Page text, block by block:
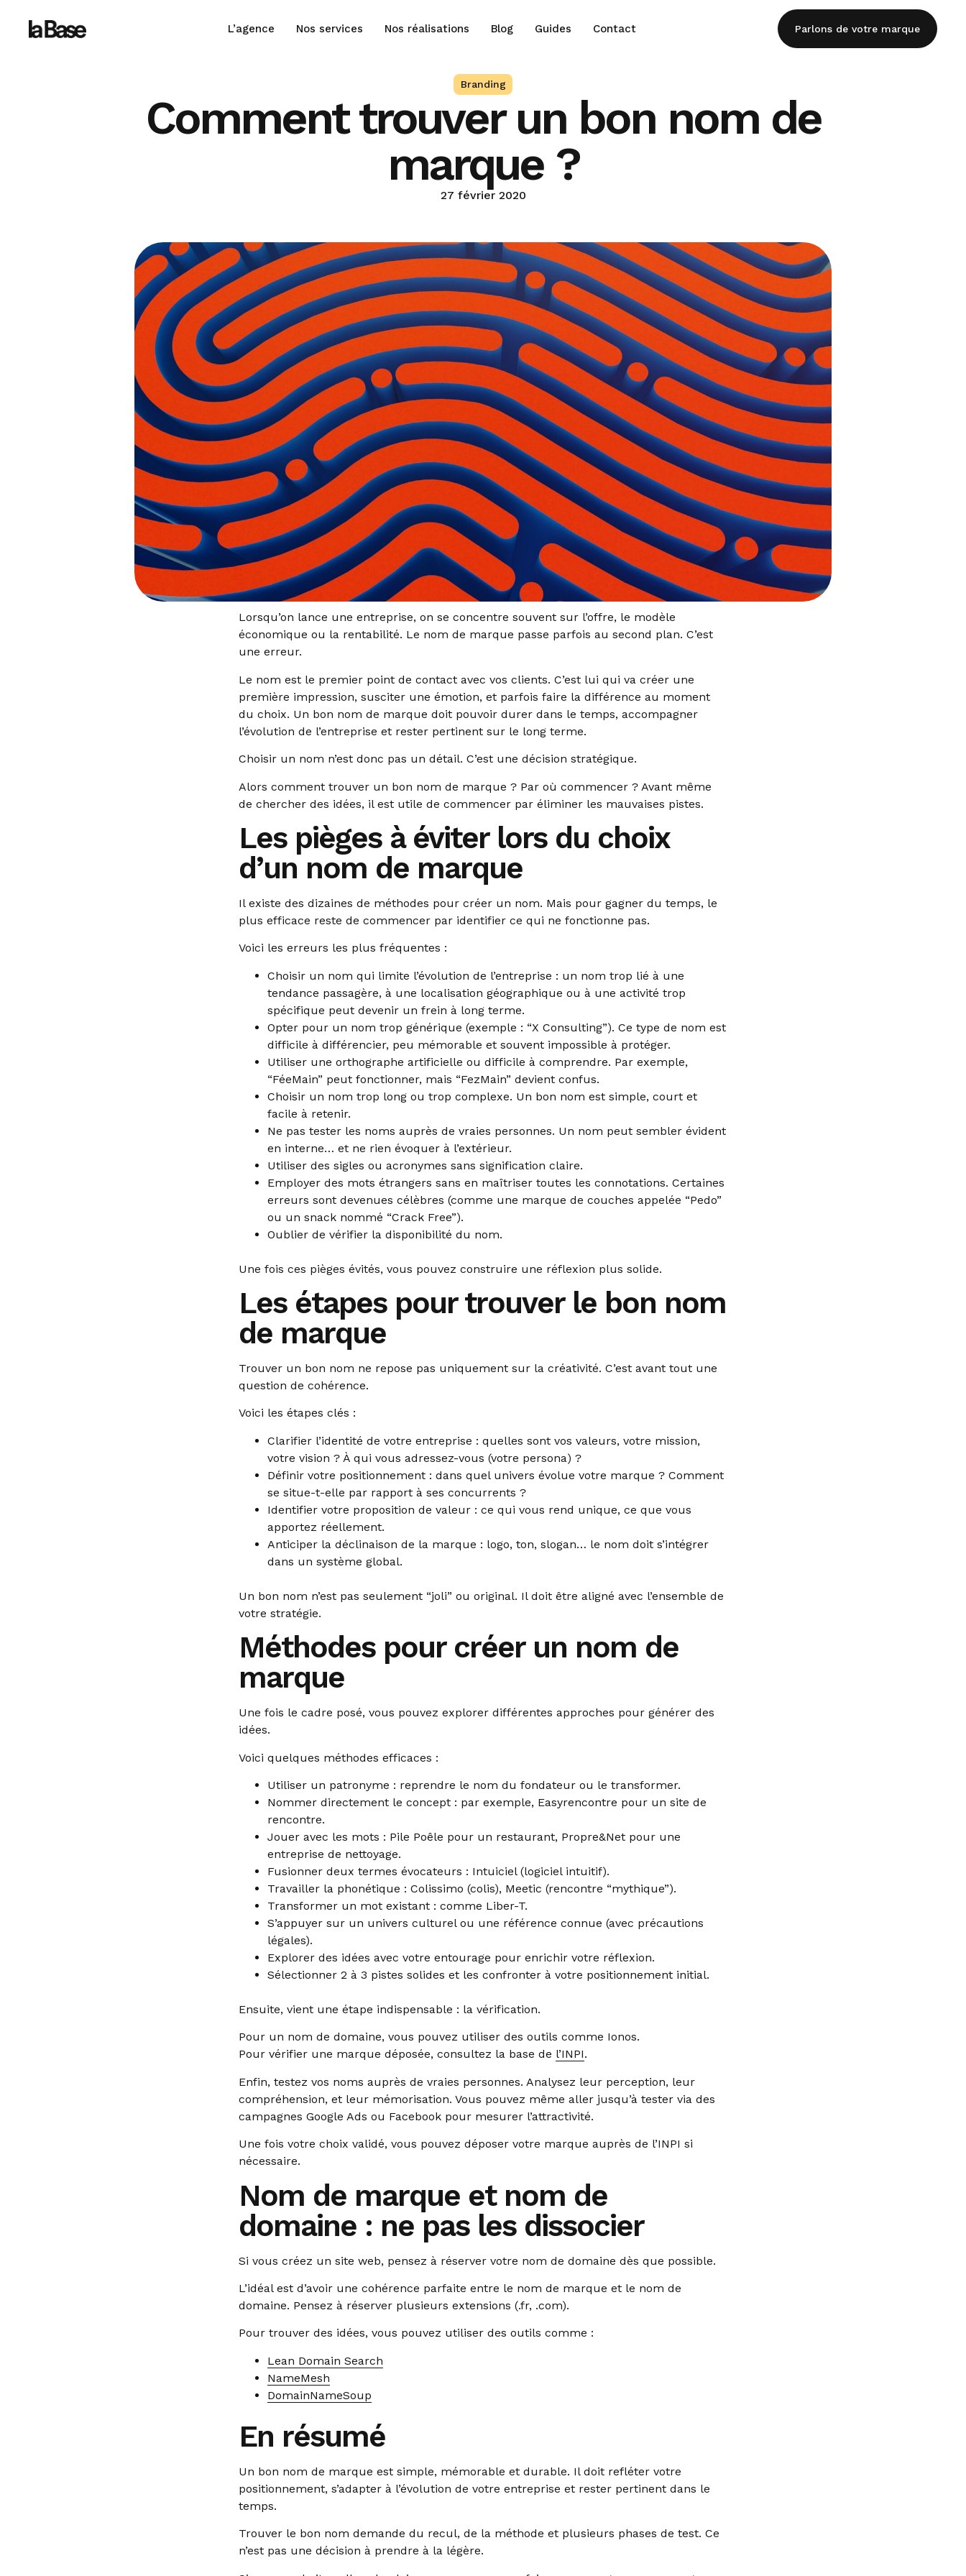
L’agence Nos services Nos réalisations Blog Guides Contact Parlons de votre marque
Branding
Comment trouver un bon nom de
marque ?
27 février 2020
Lorsqu’on lance une entreprise, on se concentre souvent sur l’offre, le modèle
économique ou la rentabilité. Le nom de marque passe parfois au second plan. C’est
une erreur.
Le nom est le premier point de contact avec vos clients. C’est lui qui va créer une
première impression, susciter une émotion, et parfois faire la différence au moment
du choix. Un bon nom de marque doit pouvoir durer dans le temps, accompagner
l’évolution de l’entreprise et rester pertinent sur le long terme.
Choisir un nom n’est donc pas un détail. C’est une décision stratégique.
Alors comment trouver un bon nom de marque ? Par où commencer ? Avant même
de chercher des idées, il est utile de commencer par éliminer les mauvaises pistes.
Les pièges à éviter lors du choix
d’un nom de marque
Il existe des dizaines de méthodes pour créer un nom. Mais pour gagner du temps, le
plus efficace reste de commencer par identifier ce qui ne fonctionne pas.
Voici les erreurs les plus fréquentes :
Choisir un nom qui limite l’évolution de l’entreprise : un nom trop lié à une
tendance passagère, à une localisation géographique ou à une activité trop
spécifique peut devenir un frein à long terme.
Opter pour un nom trop générique (exemple : “X Consulting”). Ce type de nom est
difficile à différencier, peu mémorable et souvent impossible à protéger.
Utiliser une orthographe artificielle ou difficile à comprendre. Par exemple,
“FéeMain” peut fonctionner, mais “FezMain” devient confus.
Choisir un nom trop long ou trop complexe. Un bon nom est simple, court et
facile à retenir.
Ne pas tester les noms auprès de vraies personnes. Un nom peut sembler évident
en interne… et ne rien évoquer à l’extérieur.
Utiliser des sigles ou acronymes sans signification claire.
Employer des mots étrangers sans en maîtriser toutes les connotations. Certaines
erreurs sont devenues célèbres (comme une marque de couches appelée “Pedo”
ou un snack nommé “Crack Free”).
Oublier de vérifier la disponibilité du nom.
Une fois ces pièges évités, vous pouvez construire une réflexion plus solide.
Les étapes pour trouver le bon nom
de marque
Trouver un bon nom ne repose pas uniquement sur la créativité. C’est avant tout une
question de cohérence.
Voici les étapes clés :
Clarifier l’identité de votre entreprise : quelles sont vos valeurs, votre mission,
votre vision ? À qui vous adressez-vous (votre persona) ?
Définir votre positionnement : dans quel univers évolue votre marque ? Comment
se situe-t-elle par rapport à ses concurrents ?
Identifier votre proposition de valeur : ce qui vous rend unique, ce que vous
apportez réellement.
Anticiper la déclinaison de la marque : logo, ton, slogan… le nom doit s’intégrer
dans un système global.
Un bon nom n’est pas seulement “joli” ou original. Il doit être aligné avec l’ensemble de
votre stratégie.
Méthodes pour créer un nom de
marque
Une fois le cadre posé, vous pouvez explorer différentes approches pour générer des
idées.
Voici quelques méthodes efficaces :
Utiliser un patronyme : reprendre le nom du fondateur ou le transformer.
Nommer directement le concept : par exemple, Easyrencontre pour un site de
rencontre.
Jouer avec les mots : Pile Poêle pour un restaurant, Propre&Net pour une
entreprise de nettoyage.
Fusionner deux termes évocateurs : Intuiciel (logiciel intuitif).
Travailler la phonétique : Colissimo (colis), Meetic (rencontre “mythique”).
Transformer un mot existant : comme Liber-T.
S’appuyer sur un univers culturel ou une référence connue (avec précautions
légales).
Explorer des idées avec votre entourage pour enrichir votre réflexion.
Sélectionner 2 à 3 pistes solides et les confronter à votre positionnement initial.
Ensuite, vient une étape indispensable : la vérification.
Pour un nom de domaine, vous pouvez utiliser des outils comme Ionos.
Pour vérifier une marque déposée, consultez la base de l’INPI.
Enfin, testez vos noms auprès de vraies personnes. Analysez leur perception, leur
compréhension, et leur mémorisation. Vous pouvez même aller jusqu’à tester via des
campagnes Google Ads ou Facebook pour mesurer l’attractivité.
Une fois votre choix validé, vous pouvez déposer votre marque auprès de l’INPI si
nécessaire.
Nom de marque et nom de
domaine : ne pas les dissocier
Si vous créez un site web, pensez à réserver votre nom de domaine dès que possible.
L’idéal est d’avoir une cohérence parfaite entre le nom de marque et le nom de
domaine. Pensez à réserver plusieurs extensions (.fr, .com).
Pour trouver des idées, vous pouvez utiliser des outils comme :
Lean Domain Search
NameMesh
DomainNameSoup
En résumé
Un bon nom de marque est simple, mémorable et durable. Il doit refléter votre
positionnement, s’adapter à l’évolution de votre entreprise et rester pertinent dans le
temps.
Trouver le bon nom demande du recul, de la méthode et plusieurs phases de test. Ce
n’est pas une décision à prendre à la légère.